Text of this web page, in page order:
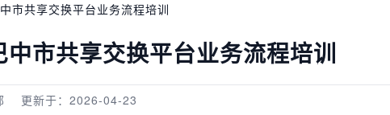
市共享交换平台业务流程培训
市共享交换平台业务流程培训
更新于：2026-04-23